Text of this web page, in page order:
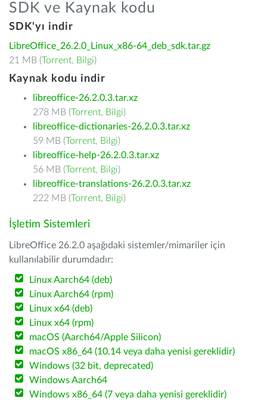
SDK ve Kaynak kodu
SDK'yı indir
LibreOffice_26.2.0_Linux_x86-64_deb_sdk.tar.gz
21 MB (Torrent, Bilgi)
Kaynak kodu indir
libreoffice-26.2.0.3.tar.xz
278 MB (Torrent, Bilgi)
libreoffice-dictionaries-26.2.0.3.tar.xz
59 MB (Torrent, Bilgi)
libreoffice-help-26.2.0.3.tar.xz
56 MB (Torrent, Bilgi)
libreoffice-translations-26.2.0.3.tar.xz
222 MB (Torrent, Bilgi)
İşletim Sistemleri
LibreOffice 26.2.0 aşağıdaki sistemler/mimariler için
kullanılabilir durumdadır:
Linux Aarch64 (deb)
Linux Aarch64 (rpm)
Linux x64 (deb)
Linux x64 (rpm)
macOS (Aarch64/Apple Silicon)
macOS x86_64 (10.14 veya daha yenisi gereklidir)
Windows (32 bit, deprecated)
Windows Aarch64
Windows x86_64 (7 veya daha yenisi gereklidir)